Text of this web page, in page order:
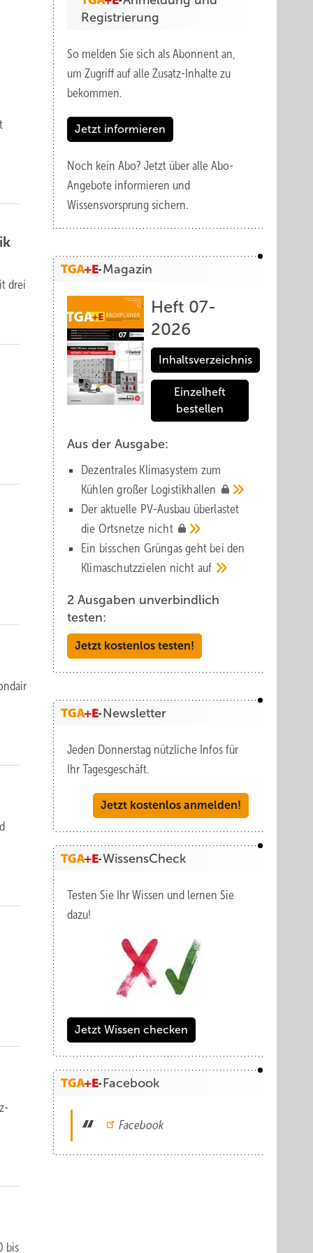
drei
bis
Registrierung
So melden Sie sich als Abonnent an,
um Zugriff auf alle Zusatz-Inhalte zu
bekommen.
Jetzt informieren
Noch kein Abo? Jetzt über alle Abo-
Angebote informieren und
Wissensvorsprung sichern.
Magazin
Heft 07-
2026
Inhaltsverzeichnis
Einzelheft
bestellen
Aus der Ausgabe:
Dezentrales Klimasystem zum
Kühlen großer Logistik­hallen
Der aktuelle PV-Ausbau über­lastet
die Orts­netze nicht
Ein bisschen Grüngas geht bei den
Klima­schutz­zielen nicht auf
2 Ausgaben unverbindlich
testen:
Jetzt kostenlos testen!
Newsletter
Jeden Donnerstag nützliche Infos für
Ihr Tagesgeschäft.
Jetzt kostenlos anmelden!
WissensCheck
Testen Sie Ihr Wissen und lernen Sie
dazu!
Jetzt Wissen checken
Facebook
Facebook